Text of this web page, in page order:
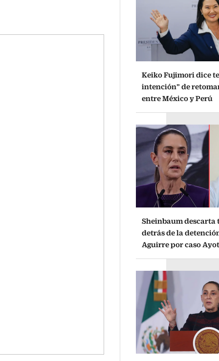
Keiko Fujimori dice
intención” de
entre México y Perú
Sheinbaum descarta
detrás de la
Aguirre por caso